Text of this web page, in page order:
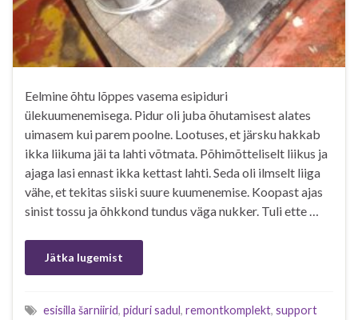
Eelmine õhtu lõppes vasema esipiduri
ülekuumenemisega. Pidur oli juba õhutamisest alates
uimasem kui parem poolne. Lootuses, et järsku hakkab
ikka liikuma jäi ta lahti võtmata. Põhimõtteliselt liikus ja
ajaga lasi ennast ikka kettast lahti. Seda oli ilmselt liiga
vähe, et tekitas siiski suure kuumenemise. Koopast ajas
sinist tossu ja õhkkond tundus väga nukker. Tuli ette …
Jätka lugemist
esisilla šarniirid, piduri sadul, remontkomplekt, support